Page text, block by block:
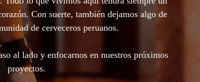
Con suerte, también dejamos algo de
de cerveceros peruanos.
al lado y enfocarnos en nuestros próximos
proyectos.